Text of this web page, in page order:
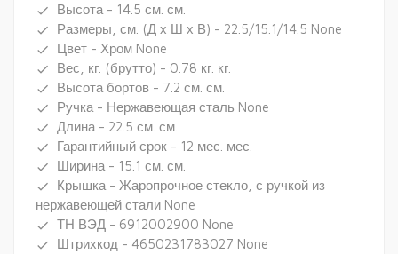
done Высота - 14.5 см. см.
done Размеры, см. (Д х Ш х В) - 22.5/15.1/14.5 None
done Цвет - Хром None
done Вес, кг. (брутто) - 0.78 кг. кг.
done Высота бортов - 7.2 см. см.
done Ручка - Нержавеющая сталь None
done Длина - 22.5 см. см.
done Гарантийный срок - 12 мес. мес.
done Ширина - 15.1 см. см.
done
Крышка - Жаропрочное стекло, с ручкой из
нержавеющей стали None
done ТН ВЭД - 6912002900 None
done Штрихкод - 4650231783027 None